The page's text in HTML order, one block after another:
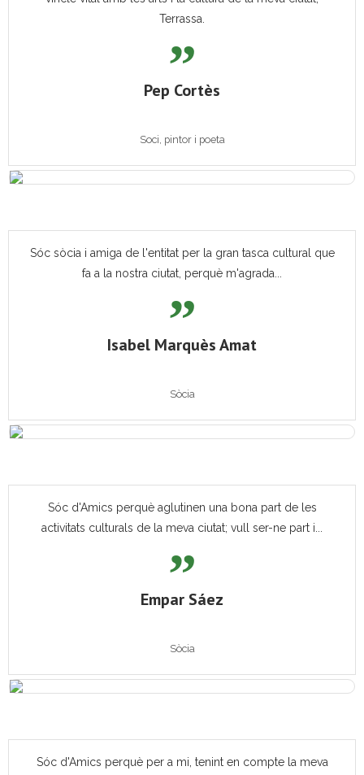
Terrassa.
Pep Cortès
Soci, pintor i poeta
Sóc sòcia i amiga de l'entitat per la gran tasca cultural que
fa a la nostra ciutat, perquè m'agrada...
Isabel Marquès Amat
Sòcia
Sóc d'Amics perquè aglutinen una bona part de les
activitats culturals de la meva ciutat; vull ser-ne part i...
Empar Sáez
Sòcia
Sóc d'Amics perquè per a mi, tenint en compte la meva